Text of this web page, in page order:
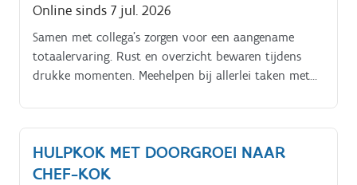
Online sinds 7 jul. 2026
Samen met collega's zorgen voor een aangename
totaalervaring. Rust en overzicht bewaren tijdens
drukke momenten. Meehelpen bij allerlei taken met
HULPKOK MET DOORGROEI NAAR
CHEF-KOK